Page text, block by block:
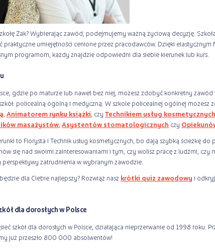
Żak? Wybierając zawód, podejmujemy ważną życiową decyzję.
praktyczne umiejętności cenione przez pracodawców. Dzięki
programom, każdy znajdzie odpowiedni dla siebie kierunek lub kurs.
gdzie po maturze lub nawet bez niej, możesz zdobyć konkretny zawód
policealną ogólną i medyczną. W szkole policealnej ogólnej możesz
Animatorem rynku książki , czyTechnikiem usług kosmetycznych
masażystów ,Asystentów stomatologicznych czy
to Florysta i Technik usług kosmetycznych, bo dają szybką ścieżkę do
się nad swoimi zainteresowaniami i tym, czy wolisz pracę z ludźmi, czy
perspektywy zatrudnienia w wybranym zawodzie.
dla Ciebie najlepszy? Rozwiąż nasz krótki quiz zawodowy i
dla dorosłych w Polsce
szkół dla dorosłych w Polsce, działająca nieprzerwanie od 1998 roku.
już przeszło 800 000 absolwentów!